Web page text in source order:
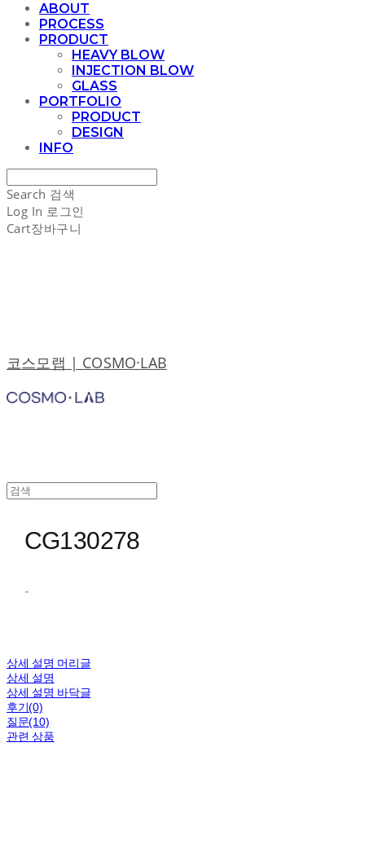
ABOUT
PROCESS
PRODUCT
HEAVY BLOW
INJECTION BLOW
GLASS
PORTFOLIO
PRODUCT
DESIGN
INFO
Search 검색
Log In 로그인
Cart장바구니
코스모랩 | COSMO·LAB
CG130278
-
상세 설명 머리글
상세 설명
상세 설명 바닥글
후기(0)
질문(10)
관련 상품